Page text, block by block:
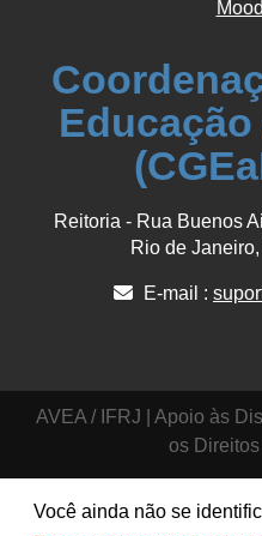
Reitoria - Rua Buenos
Rio de
E-mail :
AVEA / IFRJ | Apoio às
os
Você ainda não se